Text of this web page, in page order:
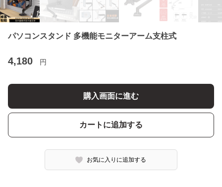
パソコンスタンド 多機能モニターアーム支柱式
4,180 円
購入画面に進む
カートに追加する
お気に入りに追加する